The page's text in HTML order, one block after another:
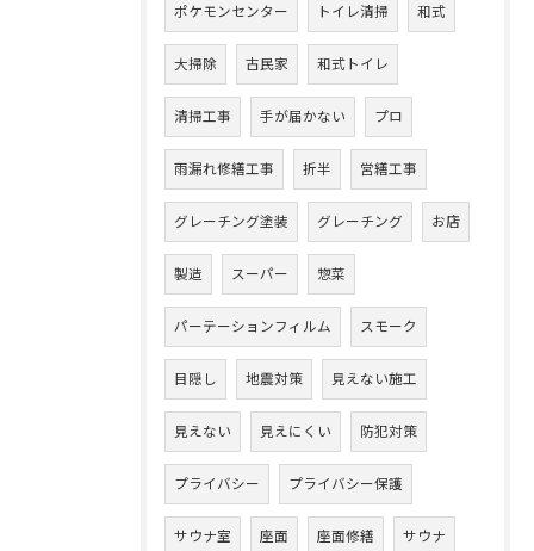
ポケモンセンター トイレ清掃 和式
大掃除 古民家 和式トイレ
清掃工事 手が届かない プロ
雨漏れ修繕工事 折半 営繕工事
グレーチング塗装 グレーチング お店
製造 スーパー 惣菜
パーテーションフィルム スモーク
目隠し 地震対策 見えない施工
見えない 見えにくい 防犯対策
プライバシー プライバシー保護
サウナ室 座面 座面修繕 サウナ